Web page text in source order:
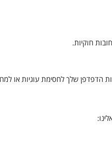
חוקיות.
הדפדפן שלך לחסימת עוגיות או